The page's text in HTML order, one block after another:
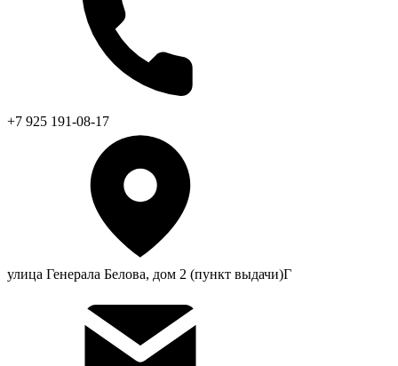
+7 925 191-08-17
улица Генерала Белова, дом 2 (пункт выдачи)Г